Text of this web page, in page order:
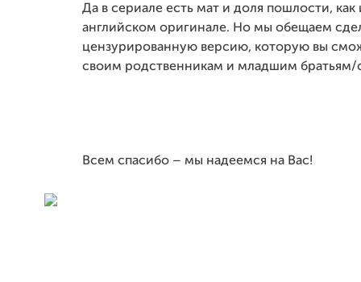
Да в сериале есть мат и доля пошлости, как
английском оригинале. Но мы обещаем
цензурированную версию, которую вы
своим родственникам и младшим братьям/
Всем спасибо – мы надеемся на Вас!